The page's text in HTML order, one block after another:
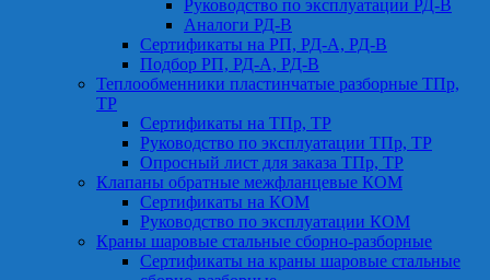
Руководство по эксплуатации РД-В
Аналоги РД-В
Сертификаты на РП, РД-А, РД-В
Подбор РП, РД-А, РД-В
Теплообменники пластинчатые разборные ТПр,
ТР
Сертификаты на ТПр, ТР
Руководство по эксплуатации ТПр, ТР
Опросный лист для заказа ТПр, ТР
Клапаны обратные межфланцевые КОМ
Сертификаты на КОМ
Руководство по эксплуатации КОМ
Краны шаровые стальные сборно-разборные
Сертификаты на краны шаровые стальные